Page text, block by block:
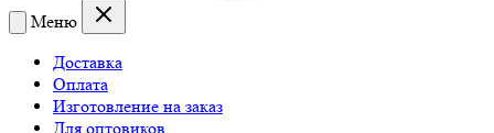
Меню
Доставка
Оплата
Изготовление на заказ
Для оптовиков